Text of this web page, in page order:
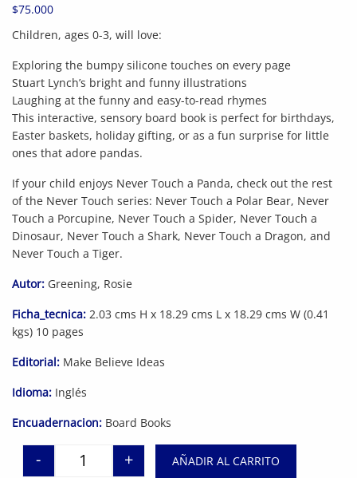
$75.000
Children, ages 0-3, will love:
Exploring the bumpy silicone touches on every page
Stuart Lynch’s bright and funny illustrations
Laughing at the funny and easy-to-read rhymes
This interactive, sensory board book is perfect for birthdays,
Easter baskets, holiday gifting, or as a fun surprise for little
ones that adore pandas.
If your child enjoys Never Touch a Panda, check out the rest
of the Never Touch series: Never Touch a Polar Bear, Never
Touch a Porcupine, Never Touch a Spider, Never Touch a
Dinosaur, Never Touch a Shark, Never Touch a Dragon, and
Never Touch a Tiger.
Autor: Greening, Rosie
Ficha_tecnica: 2.03 cms H x 18.29 cms L x 18.29 cms W (0.41
kgs) 10 pages
Editorial: Make Believe Ideas
Idioma: Inglés
Encuadernacion: Board Books
Never Touch a Panda! cantidad
- + AÑADIR AL CARRITO